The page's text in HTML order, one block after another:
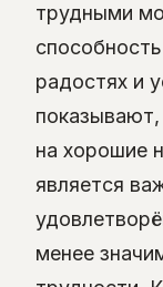
трудными
радостях и
показывают,
на хорошие
является
менее